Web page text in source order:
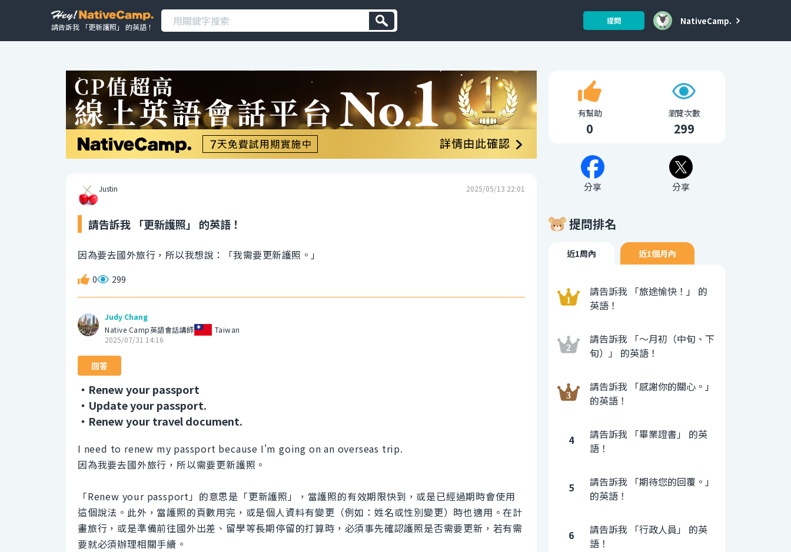
請告訴我 「更新護照」 的英語！
提問 NativeCamp.
Justin 2025/05/13 22:01
請告訴我 「更新護照」 的英語！
因為要去國外旅行，所以我想說：「我需要更新護照。」
0 299
Judy Chang
Native Camp英語會話講師
Taiwan
2025/07/31 14:16
回答
・Renew your passport
・Update your passport.
・Renew your travel document.
I need to renew my passport because I'm going on an overseas trip.
因為我要去國外旅行，所以需要更新護照。
「Renew your passport」的意思是「更新護照」，當護照的有效期限快到，或是已經過期時會使用
這個說法。此外，當護照的頁數用完，或是個人資料有變更（例如：姓名或性別變更）時也適用。在計
畫旅行，或是準備前往國外出差、留學等長期停留的打算時，必須事先確認護照是否需要更新，若有需
要就必須辦理相關手續。
有幫助
0
瀏覽次數
299
分享 分享
提問排名
近1周內 近1個月內
請告訴我 「旅途愉快！」 的
英語！
請告訴我 「〜月初（中旬、下
旬）」 的英語！
請告訴我 「感謝你的關心。」
的英語！
4
請告訴我 「畢業證書」 的英
語！
5
請告訴我 「期待您的回覆。」
的英語！
6
請告訴我 「行政人員」 的英
語！